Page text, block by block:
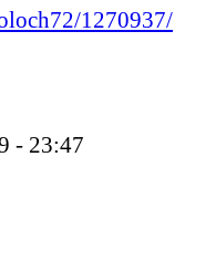
1270937/
- 23:47